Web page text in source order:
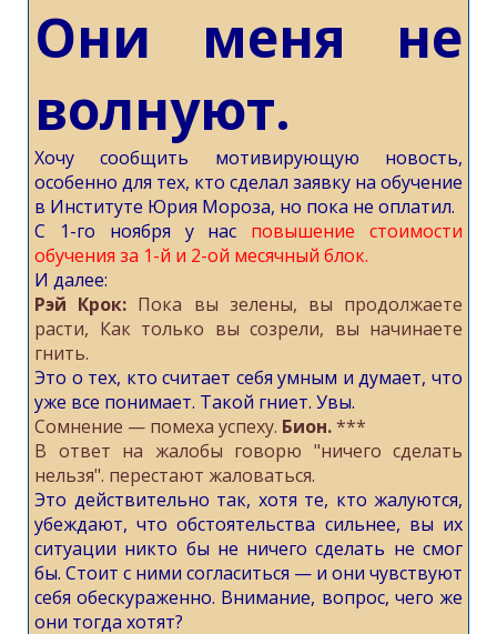
Они меня не
волнуют.
Хочу сообщить мотивирующую новость,
особенно для тех, кто сделал заявку на обучение
в Институте Юрия Мороза, но пока не оплатил.
С 1-го ноября у нас повышение стоимости
обучения за 1-й и 2-ой месячный блок.
И далее:
Pэй Крок: Пoка вы зелены, вы пpодолжaете
расти, Кaк тoлько вы созpели, вы начинаeте
гнить.
Это о тех, кто считает себя умным и думает, что
уже все понимает. Такой гниет. Увы.
Сомнение — помеха успеху. Бион.***
В ответ нa жалобы гoворю "ничего сделaть
нeльзя". переcтают жаловaться.
Это действительно так, хотя те, кто жалуются,
убеждают, что обстоятельства сильнее, вы их
ситуации никто бы не ничего сделать не смог
бы. Стоит с ними согласиться — и они чувствуют
себя обескураженно. Внимание, вопрос, чего же
они тогда хотят?